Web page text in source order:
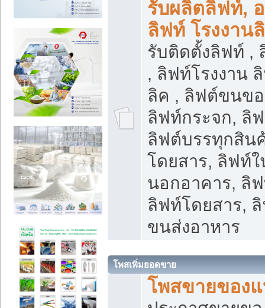
รับผลิตลิฟท์,
ลิฟท์ โรงงาน
รับติดตั้งลิฟท์ ,
, ลิฟท์โรงงาน
ลิค , ลิฟต์ขนข
ลิฟท์กระจก, ลิ
ลิฟต์บรรทุกสิน
โดยสาร, ลิฟท์
นอกอาคาร, ลิ
ลิฟท์โดยสาร,
ขนส่งอาหาร
โพสเพิ่มยอดขาย
โพสขายของ